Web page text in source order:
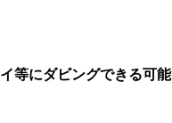
等にダビングできる可能